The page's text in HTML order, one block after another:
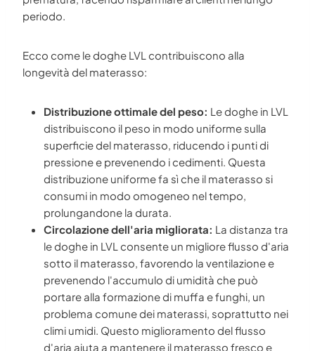
periodo.
Ecco come le doghe LVL contribuiscono alla
longevità del materasso:
Distribuzione ottimale del peso: Le doghe in LVL
distribuiscono il peso in modo uniforme sulla
superficie del materasso, riducendo i punti di
pressione e prevenendo i cedimenti. Questa
distribuzione uniforme fa sì che il materasso si
consumi in modo omogeneo nel tempo,
prolungandone la durata.
Circolazione dell'aria migliorata: La distanza tra
le doghe in LVL consente un migliore flusso d'aria
sotto il materasso, favorendo la ventilazione e
prevenendo l'accumulo di umidità che può
portare alla formazione di muffa e funghi, un
problema comune dei materassi, soprattutto nei
climi umidi. Questo miglioramento del flusso
d'aria aiuta a mantenere il materasso fresco e